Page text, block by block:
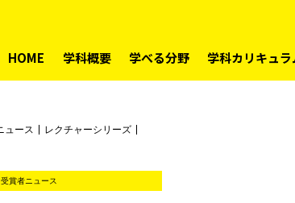
HOME 学科概要 学べる分野 学科カリキュラ
ュース レクチャーシリーズ
受賞者ニュース